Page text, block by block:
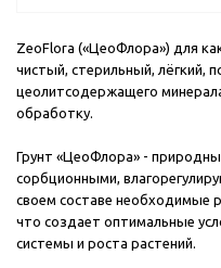
ZeoFlora («ЦеоФлора») для
чистый, стерильный, лёгкий,
цеолитсодержащего
обработку.
Грунт «ЦеоФлора» -
сорбционными,
своем составе необходимые
что создает оптимальные
системы и роста растений.